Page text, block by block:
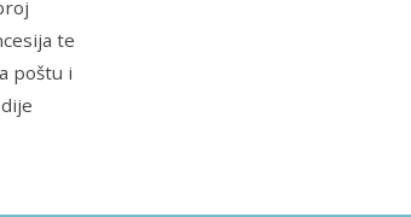
te
poštu i